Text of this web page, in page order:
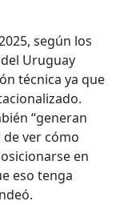
según los
Uruguay
técnica ya que
“generan
ver cómo
en
eso tenga